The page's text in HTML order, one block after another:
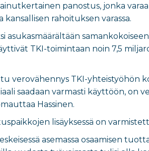
panostus, jonka
kansallisen rahoituksen varassa.
asukasmäärältään
TKI-toimintaan noin 7,5
verovähennys TKI-yhteistyöhön
saadaan varmasti käyttöön, on
Hassinen.
lisäyksessä on
asemassa osaamisen